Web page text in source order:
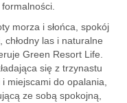
morza i słońca, spokój
las i naturalne
Green Resort Life.
się z trzynastu
miejscami do opalania,
ze sobą spokojną,